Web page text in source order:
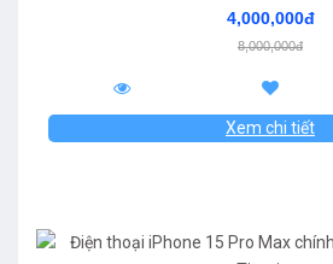
4,000,000đ
8,000,000đ
Xem chi tiết